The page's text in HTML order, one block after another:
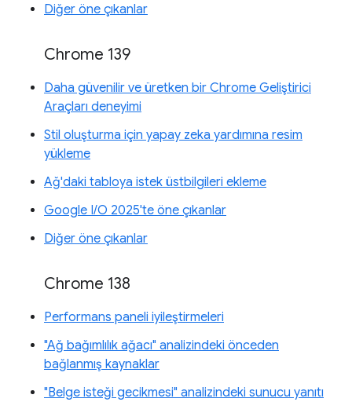
Diğer öne çıkanlar
Chrome 139
Daha güvenilir ve üretken bir Chrome Geliştirici
Araçları deneyimi
Stil oluşturma için yapay zeka yardımına resim
yükleme
Ağ'daki tabloya istek üstbilgileri ekleme
Google I/O 2025'te öne çıkanlar
Diğer öne çıkanlar
Chrome 138
Performans paneli iyileştirmeleri
"Ağ bağımlılık ağacı" analizindeki önceden
bağlanmış kaynaklar
"Belge isteği gecikmesi" analizindeki sunucu yanıtı